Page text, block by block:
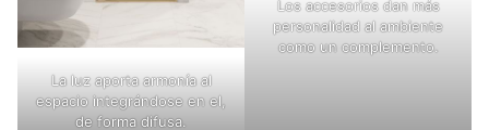
La luz aporta armonía al
espacio integrándose en el,
de forma difusa.
Los accesorios dan más
personalidad al ambiente
como un complemento.